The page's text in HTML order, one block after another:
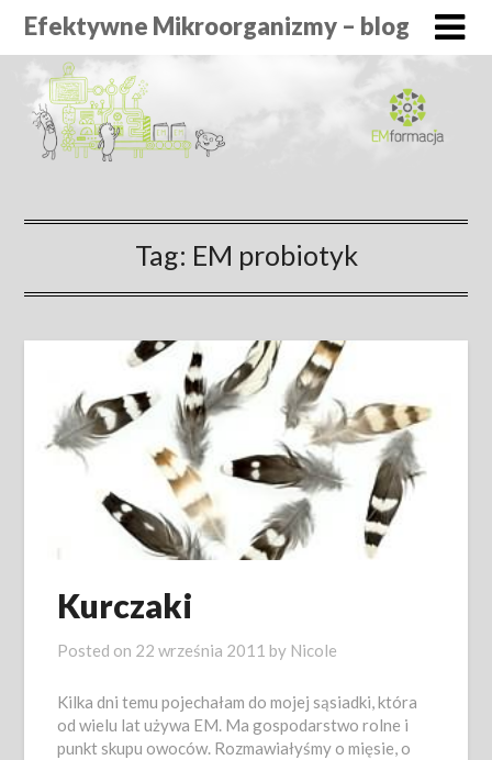
Efektywne Mikroorganizmy – blog
Tag: EM probiotyk
Kurczaki
Posted on 22 września 2011 by Nicole
Kilka dni temu pojechałam do mojej sąsiadki, która
od wielu lat używa EM. Ma gospodarstwo rolne i
punkt skupu owoców. Rozmawiałyśmy o mięsie, o